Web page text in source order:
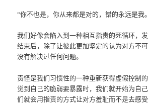
“你不也是，你从来都是对的，错的永远是我
我们好像会陷入到一种相互指责的死循环，
结束后，除了让彼此更加坚定的认为对方不
没有解决过任何问题。
责怪是我们习惯性的一种重新获得虚假控制
觉到自己的脆弱要暴露时，我们就开始为自
们就会用指责的方式让对方羞耻而不是去感受